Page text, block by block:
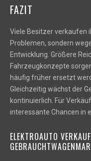
FAZIT
Viele Besitzer verkaufen
Problemen, sondern
Entwicklung. Größere
Fahrzeugkonzepte
häufig früher ersetzt
Gleichzeitig wächst der
kontinuierlich. Für
interessante Chancen in
ELEKTROAUTO